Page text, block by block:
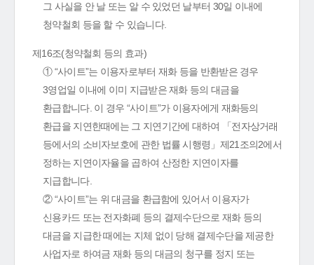
그 사실을 안 날 또는 알 수 있었던 날부터 30일 이내에
청약철회 등을 할 수 있습니다.
제16조(청약철회 등의 효과)
① “사이트”는 이용자로부터 재화 등을 반환받은 경우
3영업일 이내에 이미 지급받은 재화 등의 대금을
환급합니다. 이 경우 “사이트”가 이용자에게 재화등의
환급을 지연한때에는 그 지연기간에 대하여 「전자상거래
등에서의 소비자보호에 관한 법률 시행령」제21조의2에서
정하는 지연이자율을 곱하여 산정한 지연이자를
지급합니다.
② “사이트”는 위 대금을 환급함에 있어서 이용자가
신용카드 또는 전자화폐 등의 결제수단으로 재화 등의
대금을 지급한 때에는 지체 없이 당해 결제수단을 제공한
사업자로 하여금 재화 등의 대금의 청구를 정지 또는